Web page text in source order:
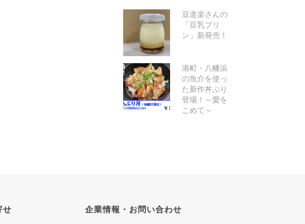
豆道楽さんの
「豆乳プリ
ン」新発売！
港町・八幡浜
の魚介を使っ
た新作丼ぶり
登場！～愛を
こめて～
せ 企業情報・お問い合わせ